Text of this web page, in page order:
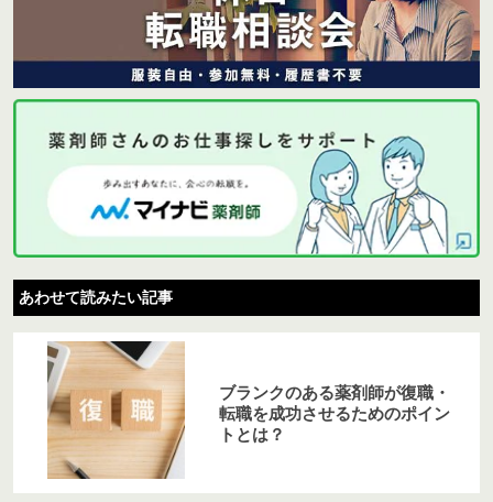
あわせて読みたい記事
ブランクのある薬剤師が復職・
転職を成功させるためのポイン
トとは？